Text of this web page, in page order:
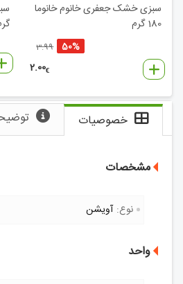
سبزی خشک جعفری خانوم خانوما
180 گرم
50%
3.99
2.00€
خصوصیات
مشخصات
نوع: آویشن
واحد